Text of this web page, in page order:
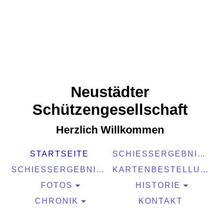
Neustädter
Schützengesellschaft
Herzlich Willkommen
STARTSEITE
SCHIESSERGEBNISSE 2025
SCHIESSERGEBNISSE 2026
KARTENBESTELLUNG 2026
FOTOS
HISTORIE
CHRONIK
KONTAKT